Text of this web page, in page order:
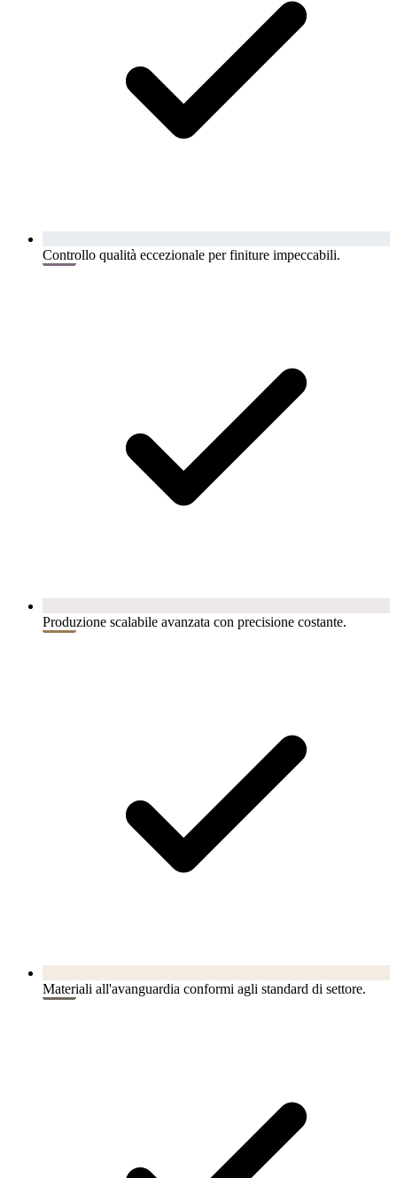
Controllo qualità eccezionale per finiture impeccabili.
Produzione scalabile avanzata con precisione costante.
Materiali all'avanguardia conformi agli standard di settore.